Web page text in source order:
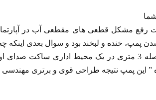
1404) این پمپ جهت رفع مشکل قطعی های مقطعی
خنده و لبخند بود و سوال بعدی اینکه
فشار آب اینقدر بی صدا باشه که از فاصله 3 متری در یک
” این پمپ نتیجه طراحی قوی و برتری